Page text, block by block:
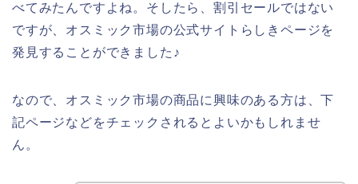
べてみたんですよね。そしたら、割引セールではない
ですが、オスミック市場の公式サイトらしきページを
発見することができました♪
なので、オスミック市場の商品に興味のある方は、下
記ページなどをチェックされるとよいかもしれませ
ん。